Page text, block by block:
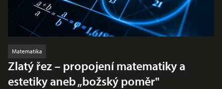
Matematika
Zlatý řez – propojení matematiky a
estetiky aneb „božský poměr"